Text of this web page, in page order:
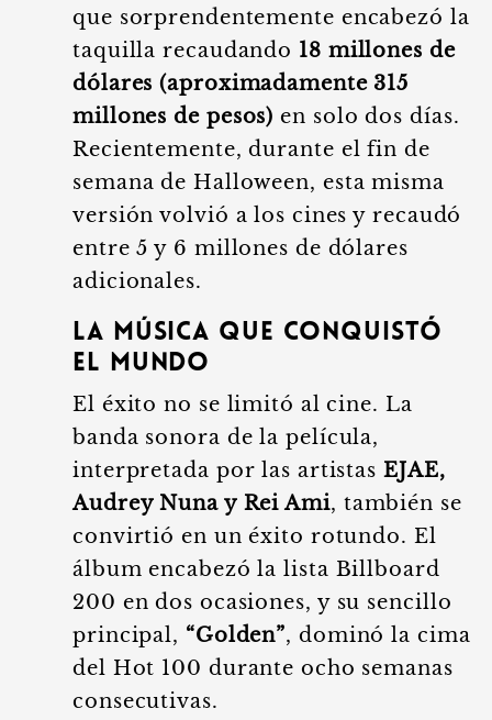
que sorprendentemente encabezó la
taquilla recaudando 18 millones de
dólares (aproximadamente 315
millones de pesos) en solo dos días.
Recientemente, durante el fin de
semana de Halloween, esta misma
versión volvió a los cines y recaudó
entre 5 y 6 millones de dólares
adicionales.
La Música que Conquistó
el Mundo
El éxito no se limitó al cine. La
banda sonora de la película,
interpretada por las artistas EJAE,
Audrey Nuna y Rei Ami, también se
convirtió en un éxito rotundo. El
álbum encabezó la lista Billboard
200 en dos ocasiones, y su sencillo
principal, “Golden”, dominó la cima
del Hot 100 durante ocho semanas
consecutivas.